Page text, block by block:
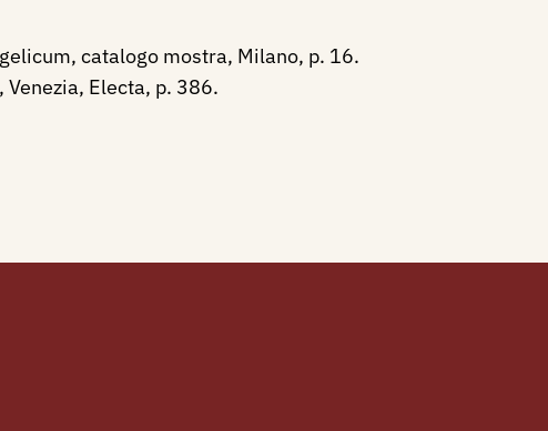
catalogo mostra, Milano, p. 16.
Electa, p. 386.